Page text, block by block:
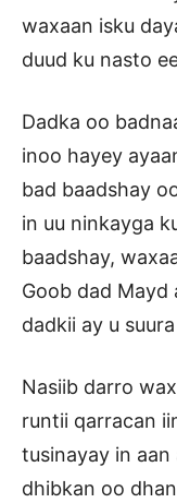
waxaan isku
duud ku nasto
Dadka oo
inoo hayey
bad baadshay
in uu ninkayga
baadshay,
Goob dad Mayd
dadkii ay u
Nasiib darro
runtii qarracan
tusinayay in aan
dhibkan oo